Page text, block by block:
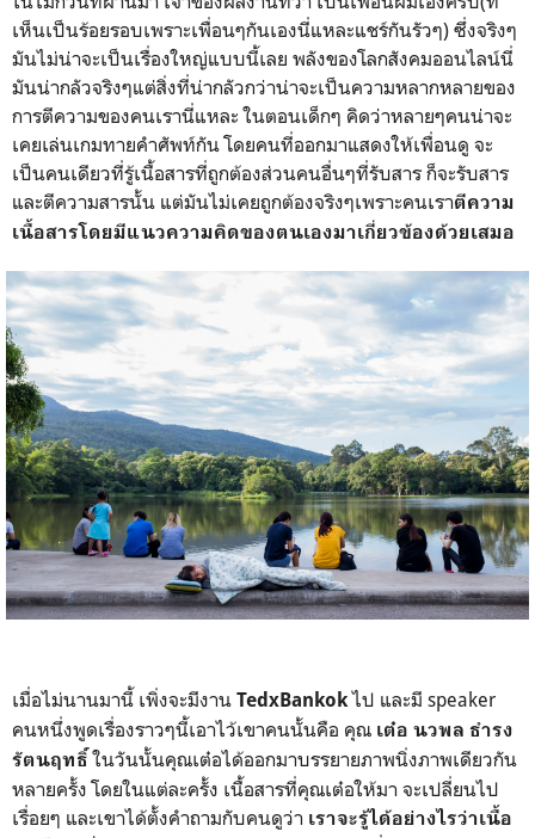
เห็นเป็นร้อยรอบเพราะเพื่อนๆกันเองนี่แหละแชร์กันรัวๆ) ซึ่งจริงๆ
มันไม่น่าจะเป็นเรื่องใหญ่แบบนี้เลย พลังของโลกสังคมออนไลน์นี่
มันน่ากลัวจริงๆแต่สิ่งที่น่ากลัวกว่าน่าจะเป็นความหลากหลายของ
การตีความของคนเรานี่แหละ ในตอนเด็กๆ คิดว่าหลายๆคนน่าจะ
เคยเล่นเกมทายคำศัพท์กัน โดยคนที่ออกมาแสดงให้เพื่อนดู จะ
เป็นคนเดียวที่รู้เนื้อสารที่ถูกต้องส่วนคนอื่นๆที่รับสาร ก็จะรับสาร
และตีความสารนั้น แต่มันไม่เคยถูกต้องจริงๆเพราะคนเราตีความ
เนื้อสารโดยมีแนวความคิดของตนเองมาเกี่ยวข้องด้วยเสมอ
เมื่อไม่นานมานี้ เพิ่งจะมีงาน TedxBankokไป และมี speaker
คนหนึ่งพูดเรื่องราวๆนี้เอาไว้เขาคนนั้นคือ คุณ เต๋อ นวพล ธำรง
รัตนฤทธิ์ ในวันนั้นคุณเต๋อได้ออกมาบรรยายภาพนิ่งภาพเดียวกัน
หลายครั้ง โดยในแต่ละครั้ง เนื้อสารที่คุณเต๋อให้มา จะเปลี่ยนไป
เรื่อยๆ และเขาได้ตั้งคำถามกับคนดูว่า เราจะรู้ได้อย่างไรว่าเนื้อ